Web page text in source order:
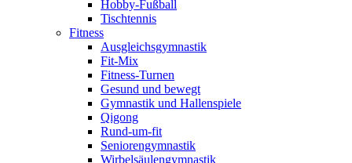
Hobby-Fußball
Tischtennis
Fitness
Ausgleichsgymnastik
Fit-Mix
Fitness-Turnen
Gesund und bewegt
Gymnastik und Hallenspiele
Qigong
Rund-um-fit
Seniorengymnastik
Wirbelsäulengymnastik